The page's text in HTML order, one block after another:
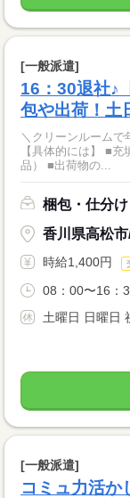
[一般派遣]
16：30退社♪
包や出荷！土
＼クリーンルームで年中快適／ ★土日祝
【具体的には】 ■
品） ■出荷物の...
梱包・仕分
香川県高松市
時給1,400円
08：00〜16：
土曜日 日曜日
[一般派遣]
コミュ力活か